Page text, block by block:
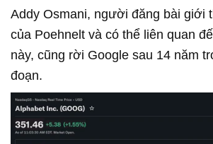
Addy Osmani, người đăng bài giới
của Poehnelt và có thể liên quan
này, cũng rời Google sau 14 năm
đoạn.